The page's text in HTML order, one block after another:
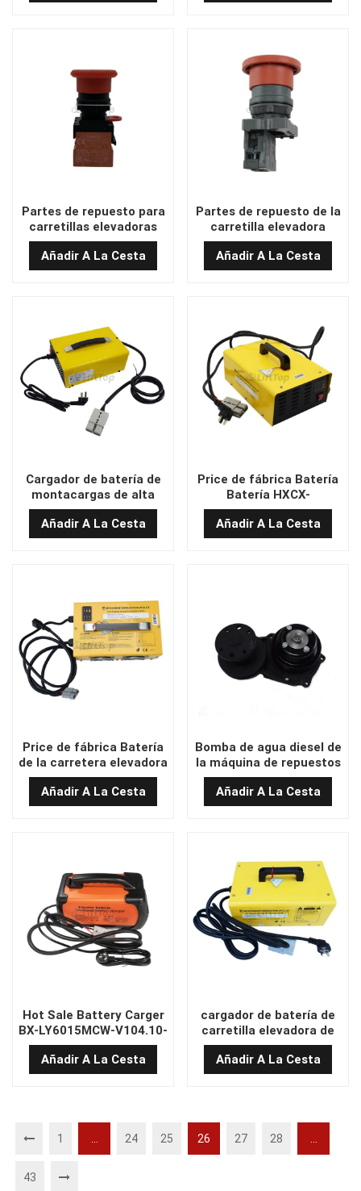
Hecho
Partes de repuesto para
carretillas elevadoras
A22-01 Switch de parada
de emergencia de
fabricación de porcelana
Añadir A La Cesta
Partes de repuesto de la
carretilla elevadora
70104000100 Switch de
parada de emergencia de
OEM a China
Añadir A La Cesta
Cargador de batería de
montacargas de alta
calidad 24V 30A
(SMH175A)
Añadir A La Cesta
Price de fábrica Batería
Batería HXCX-
LC6025JBZ1
Añadir A La Cesta
Price de fábrica Batería
de la carretera elevadora
cargador HXBZ-
LY6020JBZ1
Añadir A La Cesta
Bomba de agua diesel de
la máquina de repuestos
de la carretilla elevadora
para el dachai original
498 1307010-x48
Añadir A La Cesta
Hot Sale Battery Carger
BX-LY6015MCW-V104.10-
K1.1
Añadir A La Cesta
cargador de batería de
carretilla elevadora de
alta calidad HXCX-
LY4830MMT1
Añadir A La Cesta
1 ... 24 25 26 27 28 ...
43